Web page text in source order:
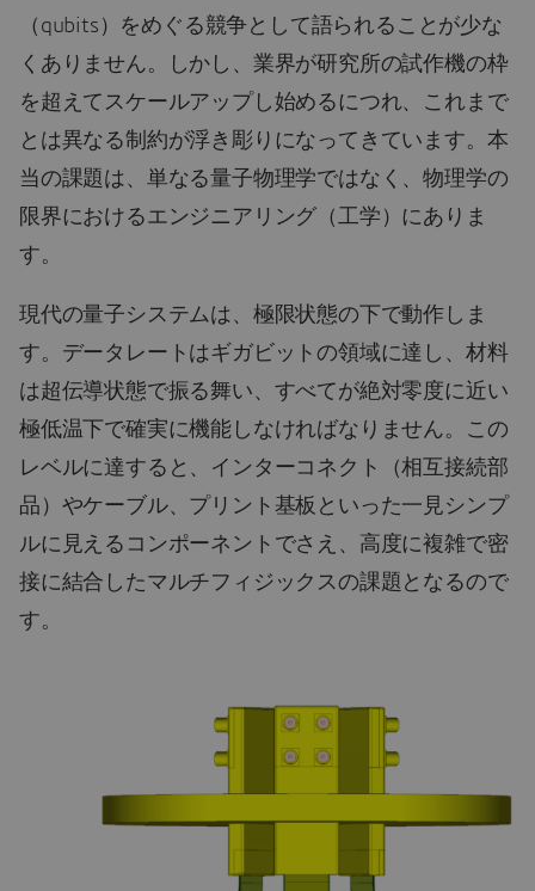
（qubits）をめぐる競争として語られることが少な
くありません。しかし、業界が研究所の試作機の枠
を超えてスケールアップし始めるにつれ、これまで
とは異なる制約が浮き彫りになってきています。本
当の課題は、単なる量子物理学ではなく、物理学の
限界におけるエンジニアリング（工学）にありま
す。
現代の量子システムは、極限状態の下で動作しま
す。データレートはギガビットの領域に達し、材料
は超伝導状態で振る舞い、すべてが絶対零度に近い
極低温下で確実に機能しなければなりません。この
レベルに達すると、インターコネクト（相互接続部
品）やケーブル、プリント基板といった一見シンプ
ルに見えるコンポーネントでさえ、高度に複雑で密
接に結合したマルチフィジックスの課題となるので
す。